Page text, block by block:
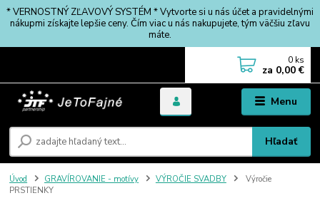
* VERNOSTNÝ ZĽAVOVÝ SYSTÉM * Vytvorte si u nás účet a pravidelnými
nákupmi získajte lepšie ceny. Čím viac u nás nakupujete, tým väčšiu zľavu
máte.
Menu
Hľadať
0 ks
za 0,00 €
Úvod GRAVÍROVANIE - motívy VÝROČIE SVADBY
Výročie
PRSTIENKY